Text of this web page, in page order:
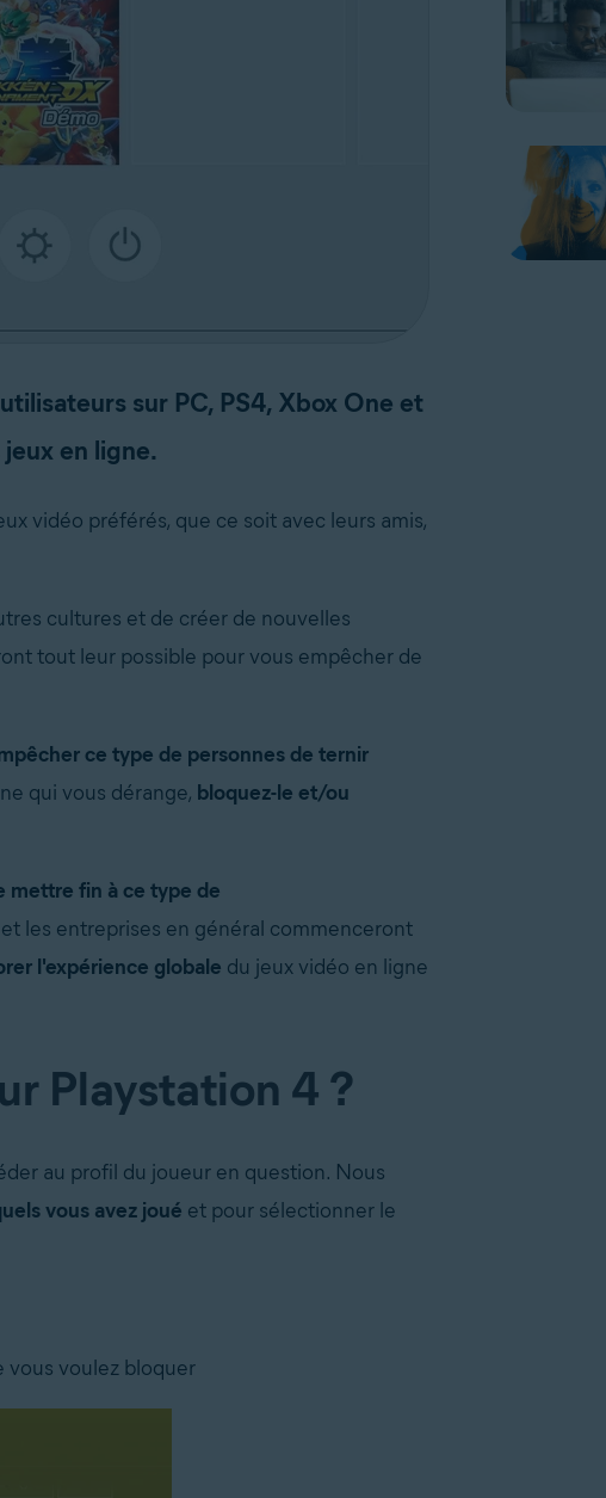
sur PC, PS4, Xbox One et
en ligne.
vidéo préférés, que ce soit avec leurs amis,
cultures et de créer de nouvelles
tout leur possible pour vous empêcher de
ce type de personnes de ternir
qui vous dérange, bloquez-le et/ou
mettre fin à ce type de
les entreprises en général commenceront
l'expérience globale du jeux vidéo en ligne
Playstation 4 ?
au profil du joueur en question. Nous
vous avez joué et pour sélectionner le
vous voulez bloquer